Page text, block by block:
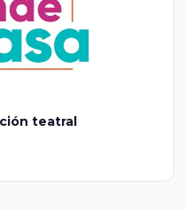
teatral